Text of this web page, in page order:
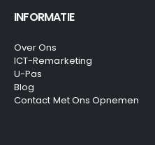
INFORMATIE
Over Ons
ICT-Remarketing
U-Pas
Blog
Contact Met Ons Opnemen